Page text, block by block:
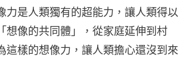
是人類獨有的超能力，讓人類得以
想像的共同體」，從家庭延伸到村
這樣的想像力，讓人類擔心還沒到來